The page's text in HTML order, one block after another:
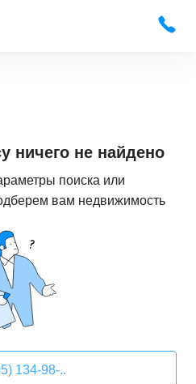
ничего не найдено
поиска или
вам недвижимость
134-98-..